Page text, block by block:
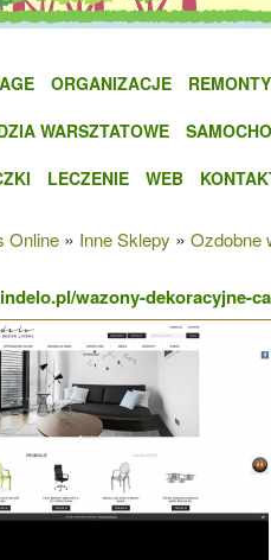
ORGANIZACJE
REMONTY
WARSZTATOWE
LECZENIE WEB
Online » Inne Sklepy » Ozdobne
wazony-dekoracyjne-